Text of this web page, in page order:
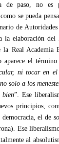
de paso, no es
se pueda
de Autoridades
la elaboración del
la Real
aparece el término
ni tocar en el
solo a los
bien”. Ese
principios,
democracia, el de
Ese
al